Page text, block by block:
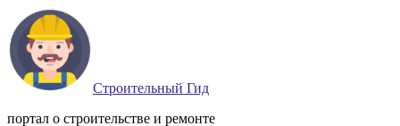
Строительный Гид
портал о строительстве и ремонте